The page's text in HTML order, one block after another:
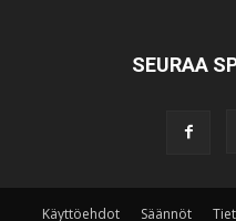
SEURAA
Käyttöehdot Säännöt